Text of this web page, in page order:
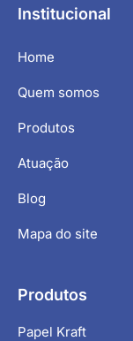
Institucional
Home
Quem somos
Produtos
Atuação
Blog
Mapa do site
Produtos
Papel Kraft